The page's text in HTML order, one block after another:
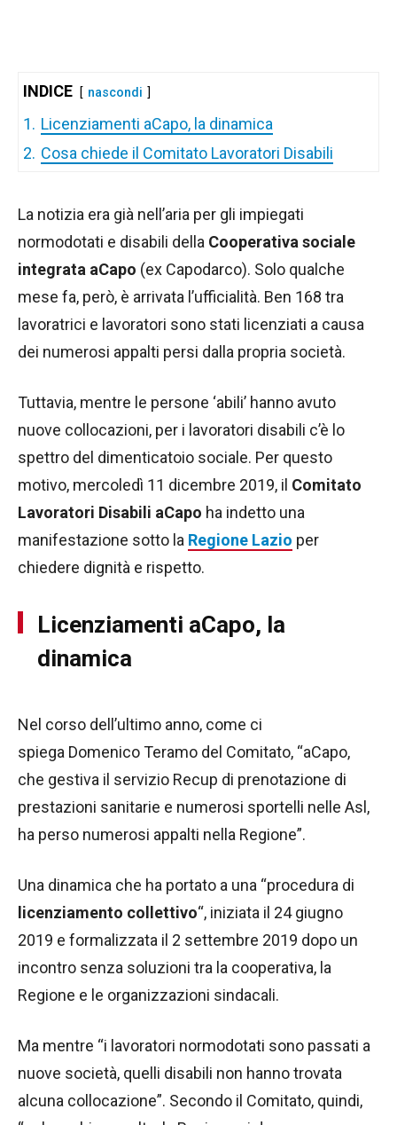
INDICE nascondi
1. Licenziamenti aCapo, la dinamica
2. Cosa chiede il Comitato Lavoratori Disabili
La notizia era già nell’aria per gli impiegati
normodotati e disabili della Cooperativa sociale
integrata aCapo (ex Capodarco). Solo qualche
mese fa, però, è arrivata l’ufficialità. Ben 168 tra
lavoratrici e lavoratori sono stati licenziati a causa
dei numerosi appalti persi dalla propria società.
Tuttavia, mentre le persone ‘abili’ hanno avuto
nuove collocazioni, per i lavoratori disabili c’è lo
spettro del dimenticatoio sociale. Per questo
motivo, mercoledì 11 dicembre 2019, il Comitato
Lavoratori Disabili aCapo ha indetto una
manifestazione sotto la Regione Lazio per
chiedere dignità e rispetto.
Licenziamenti aCapo, la
dinamica
Nel corso dell’ultimo anno, come ci
spiega Domenico Teramo del Comitato, “aCapo,
che gestiva il servizio Recup di prenotazione di
prestazioni sanitarie e numerosi sportelli nelle Asl,
ha perso numerosi appalti nella Regione”.
Una dinamica che ha portato a una “procedura di
licenziamento collettivo“, iniziata il 24 giugno
2019 e formalizzata il 2 settembre 2019 dopo un
incontro senza soluzioni tra la cooperativa, la
Regione e le organizzazioni sindacali.
Ma mentre “i lavoratori normodotati sono passati a
nuove società, quelli disabili non hanno trovata
alcuna collocazione”. Secondo il Comitato, quindi,